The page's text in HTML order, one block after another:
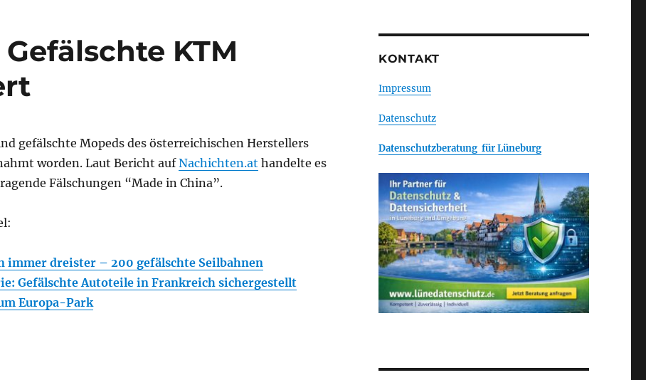
KTM
gefälschte Mopeds des österreichischen Herstellers
worden. Laut Bericht aufNachichten.at handelte es
Fälschungen “Made in China”.
immer dreister – 200 gefälschte Seilbahnen
Gefälschte Autoteile in Frankreich sichergestellt
Europa-Park
KONTAKT
Impressum
Datenschutz
Datenschutzberatung für Lüneburg